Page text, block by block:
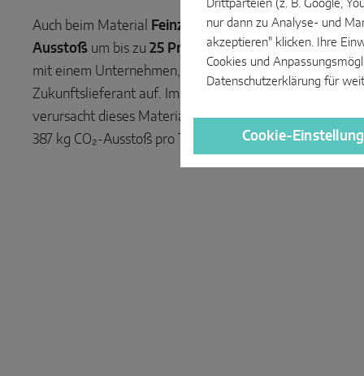
Auch beim Material Feinzinklegierungsetzen wir an:
Ausstoß um bis zu 25 Prozent reduzieren. Daher
mit einem Unternehmen, das CO₂-reduziertes Material
Zukunftslieferant auf. Im Vergleich zu den Materialien
verursacht dieses Material nur ein Siebtel des CO₂-
387 kg CO₂-Ausstoß pro Tonne).
Drittparteien (z. B. Google,
nur dann zu Analyse- und
akzeptieren" klicken. Ihre
Cookies und
Datenschutzerklärung für
Cookie-